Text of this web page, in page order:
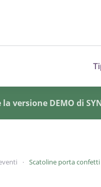
la versione DEMO di
Scatoline porta confetti